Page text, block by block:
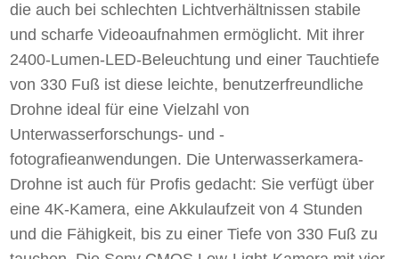
die auch bei schlechten Lichtverhältnissen stabile
und scharfe Videoaufnahmen ermöglicht. Mit ihrer
2400-Lumen-LED-Beleuchtung und einer Tauchtiefe
von 330 Fuß ist diese leichte, benutzerfreundliche
Drohne ideal für eine Vielzahl von
Unterwasserforschungs- und -
fotografieanwendungen. Die Unterwasserkamera-
Drohne ist auch für Profis gedacht: Sie verfügt über
eine 4K-Kamera, eine Akkulaufzeit von 4 Stunden
und die Fähigkeit, bis zu einer Tiefe von 330 Fuß zu